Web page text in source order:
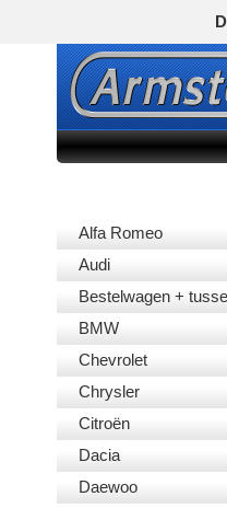
Alfa Romeo
Audi
Bestelwagen +
BMW
Chevrolet
Chrysler
Citroën
Dacia
Daewoo